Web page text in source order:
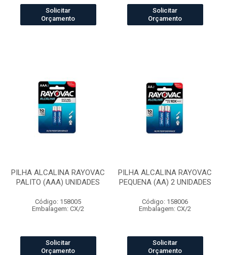
Solicitar
Orçamento
Solicitar
Orçamento
PILHA ALCALINA RAYOVAC
PALITO (AAA) UNIDADES
Código: 158005
Embalagem: CX/2
Solicitar
Orçamento
PILHA ALCALINA RAYOVAC
PEQUENA (AA) 2 UNIDADES
Código: 158006
Embalagem: CX/2
Solicitar
Orçamento